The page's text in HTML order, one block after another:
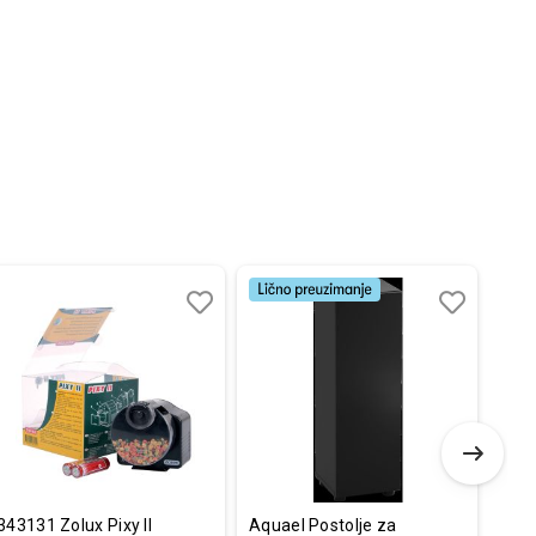
Zolux Pixy II
Aquael Postolje za